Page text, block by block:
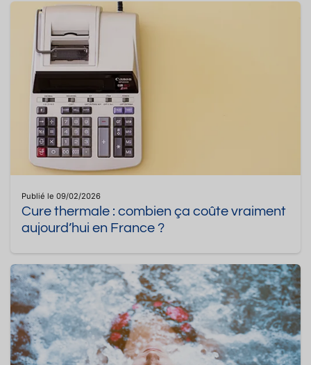
Publié le 09/02/2026
Cure thermale : combien ça coûte vraiment
aujourd’hui en France ?